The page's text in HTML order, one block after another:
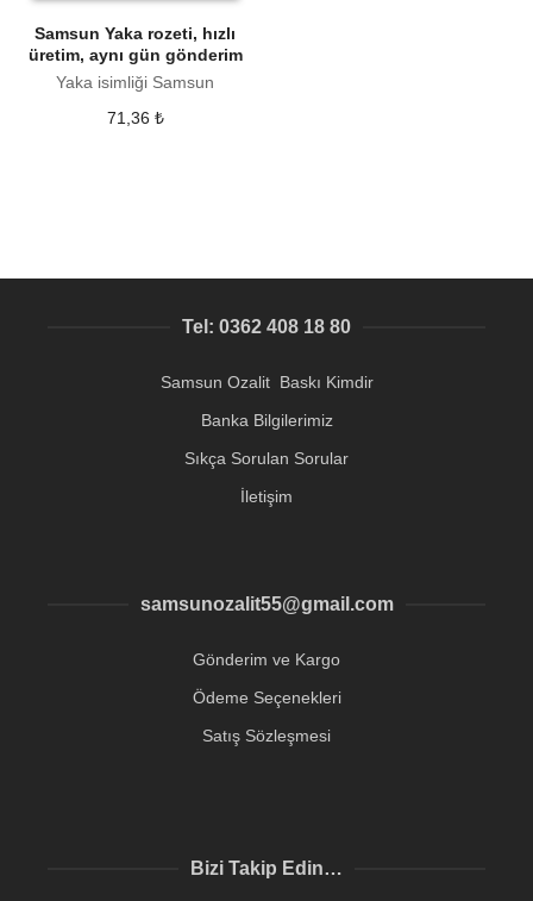
Samsun Yaka rozeti, hızlı
üretim, aynı gün gönderim
Yaka isimliği Samsun
71,36 ₺
Tel: 0362 408 18 80
Samsun Ozalit Baskı Kimdir
Banka Bilgilerimiz
Sıkça Sorulan Sorular
İletişim
samsunozalit55@gmail.com
Gönderim ve Kargo
Ödeme Seçenekleri
Satış Sözleşmesi
Bizi Takip Edin…